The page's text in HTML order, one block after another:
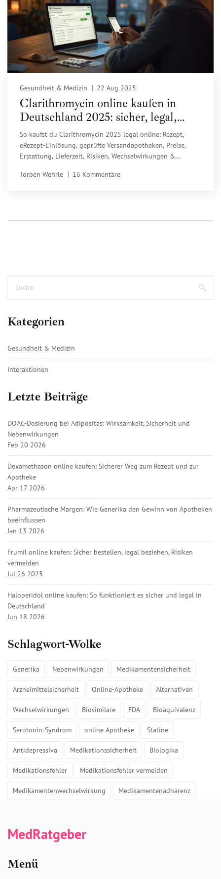
Gesundheit & Medizin 22 Aug 2025
Clarithromycin online kaufen in
Deutschland 2025: sicher, legal,
schnell
So kaufst du Clarithromycin 2025 legal online: Rezept,
eRezept-Einlösung, geprüfte Versandapotheken, Preise,
Erstattung, Lieferzeit, Risiken, Wechselwirkungen &
Torben Wehrle
16 Kommentare
Kategorien
Gesundheit & Medizin
Interaktionen
Letzte Beiträge
DOAC-Dosierung bei Adipositas: Wirksamkeit, Sicherheit und
Nebenwirkungen
Feb 20 2026
Dexamethason online kaufen: Sicherer Weg zum Rezept und zur
Apotheke
Apr 17 2026
Pharmazeutische Margen: Wie Generika den Gewinn von Apotheken
beeinflussen
Jan 13 2026
Frumil online kaufen: Sicher bestellen, legal beziehen, Risiken
vermeiden
Jul 26 2025
Haloperidol online kaufen: So funktioniert es sicher und legal in
Deutschland
Jun 18 2026
Schlagwort-Wolke
Generika Nebenwirkungen Medikamentensicherheit
Arzneimittelsicherheit Online-Apotheke Alternativen
Wechselwirkungen Biosimilare FDA Bioäquivalenz
Serotonin-Syndrom online Apotheke Statine
Antidepressiva Medikationssicherheit Biologika
Medikationsfehler Medikationsfehler vermeiden
Medikamentenwechselwirkung Medikamentenadhärenz
MedRatgeber
Menü